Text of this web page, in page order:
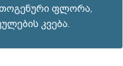
ფლორა,
კვება.